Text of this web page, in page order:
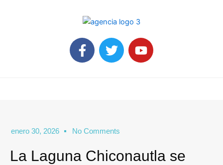
F
a
k
T
w
Y
o
enero 30, 2026 No Comments
La Laguna Chiconautla se